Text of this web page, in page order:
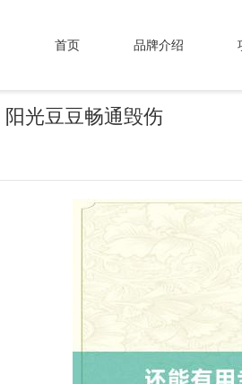
首页 品牌介绍
光豆豆畅通毁伤